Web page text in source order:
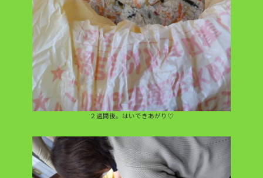
２週間後。はいできあがり♡